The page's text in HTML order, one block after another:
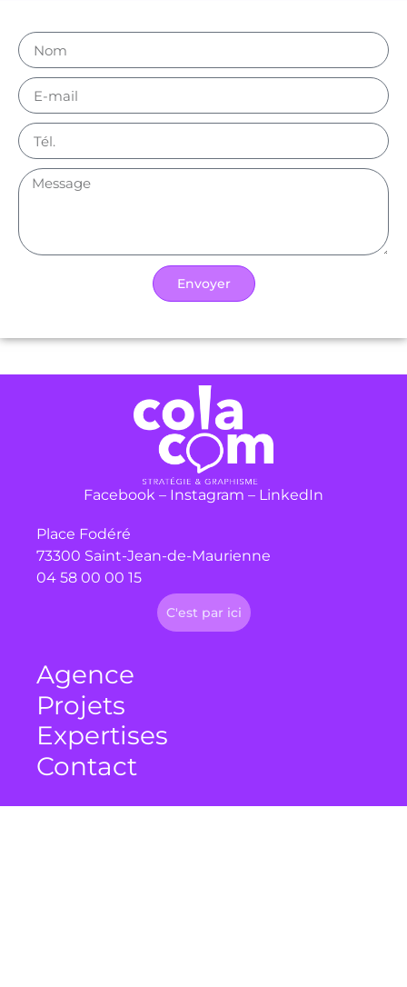
Envoyer
C'est par ici
Facebook – Instagram – LinkedIn
Place Fodéré
73300 Saint-Jean-de-Maurienne
04 58 00 00 15
Agence
Projets
Expertises
Contact